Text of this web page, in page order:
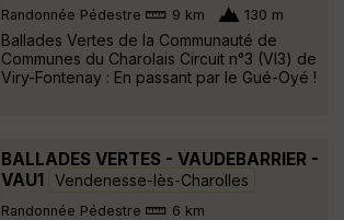
Randonnée Pédestre 9 km 130 m
Ballades Vertes de la Communauté de
Communes du Charolais Circuit n°3 (VI3) de
Viry-Fontenay : En passant par le Gué-Oyé !
BALLADES VERTES - VAUDEBARRIER -
VAU1
Vendenesse-lès-Charolles
Randonnée Pédestre 6 km